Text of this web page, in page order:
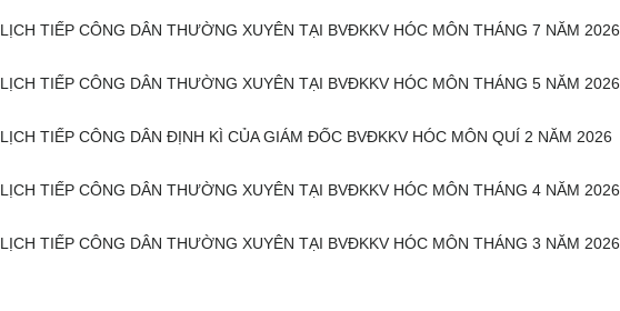
LỊCH TIẾP CÔNG DÂN THƯỜNG XUYÊN TẠI BVĐKKV HÓC MÔN THÁNG 7 NĂM 2026
LỊCH TIẾP CÔNG DÂN THƯỜNG XUYÊN TẠI BVĐKKV HÓC MÔN THÁNG 5 NĂM 2026
LỊCH TIẾP CÔNG DÂN ĐỊNH KÌ CỦA GIÁM ĐỐC BVĐKKV HÓC MÔN QUÍ 2 NĂM 2026
LỊCH TIẾP CÔNG DÂN THƯỜNG XUYÊN TẠI BVĐKKV HÓC MÔN THÁNG 4 NĂM 2026
LỊCH TIẾP CÔNG DÂN THƯỜNG XUYÊN TẠI BVĐKKV HÓC MÔN THÁNG 3 NĂM 2026